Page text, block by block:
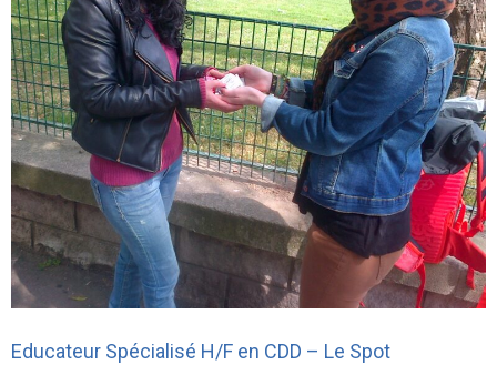
Educateur Spécialisé H/F en CDD – Le Spot